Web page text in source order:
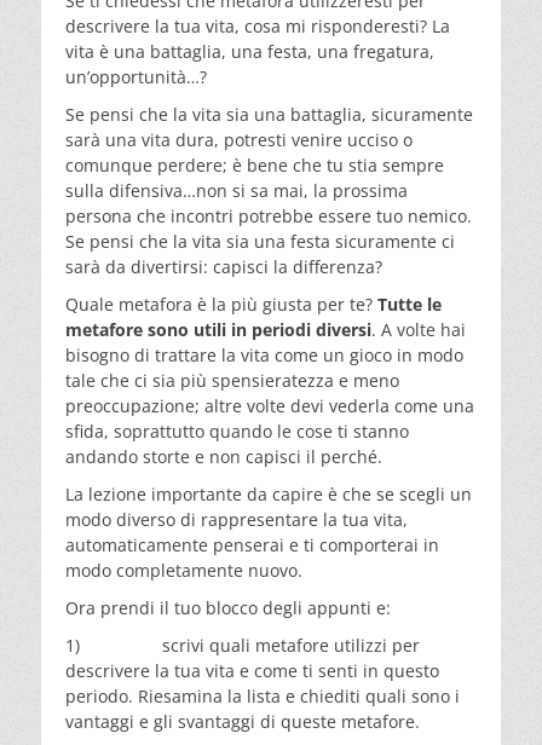
descrivere la tua vita, cosa mi risponderesti? La
vita è una battaglia, una festa, una fregatura,
un’opportunità…?
Se pensi che la vita sia una battaglia, sicuramente
sarà una vita dura, potresti venire ucciso o
comunque perdere; è bene che tu stia sempre
sulla difensiva…non si sa mai, la prossima
persona che incontri potrebbe essere tuo nemico.
Se pensi che la vita sia una festa sicuramente ci
sarà da divertirsi: capisci la differenza?
Quale metafora è la più giusta per te? Tutte le
metafore sono utili in periodi diversi. A volte hai
bisogno di trattare la vita come un gioco in modo
tale che ci sia più spensieratezza e meno
preoccupazione; altre volte devi vederla come una
sfida, soprattutto quando le cose ti stanno
andando storte e non capisci il perché.
La lezione importante da capire è che se scegli un
modo diverso di rappresentare la tua vita,
automaticamente penserai e ti comporterai in
modo completamente nuovo.
Ora prendi il tuo blocco degli appunti e:
1) scrivi quali metafore utilizzi per
descrivere la tua vita e come ti senti in questo
periodo. Riesamina la lista e chiediti quali sono i
vantaggi e gli svantaggi di queste metafore.